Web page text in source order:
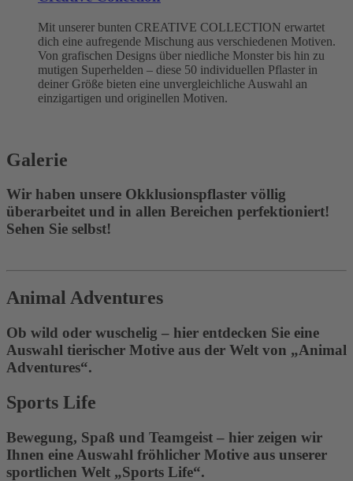
Mit unserer bunten CREATIVE COLLECTION erwartet
dich eine aufregende Mischung aus verschiedenen Motiven.
Von grafischen Designs über niedliche Monster bis hin zu
mutigen Superhelden – diese 50 individuellen Pflaster in
deiner Größe bieten eine unvergleichliche Auswahl an
einzigartigen und originellen Motiven.
Galerie
Wir haben unsere Okklusionspflaster völlig
überarbeitet und in allen Bereichen perfektioniert!
Sehen Sie selbst!
Animal Adventures
Ob wild oder wuschelig – hier entdecken Sie eine
Auswahl tierischer Motive aus der Welt von „Animal
Adventures“.
Sports Life
Bewegung, Spaß und Teamgeist – hier zeigen wir
Ihnen eine Auswahl fröhlicher Motive aus unserer
sportlichen Welt „Sports Life“.